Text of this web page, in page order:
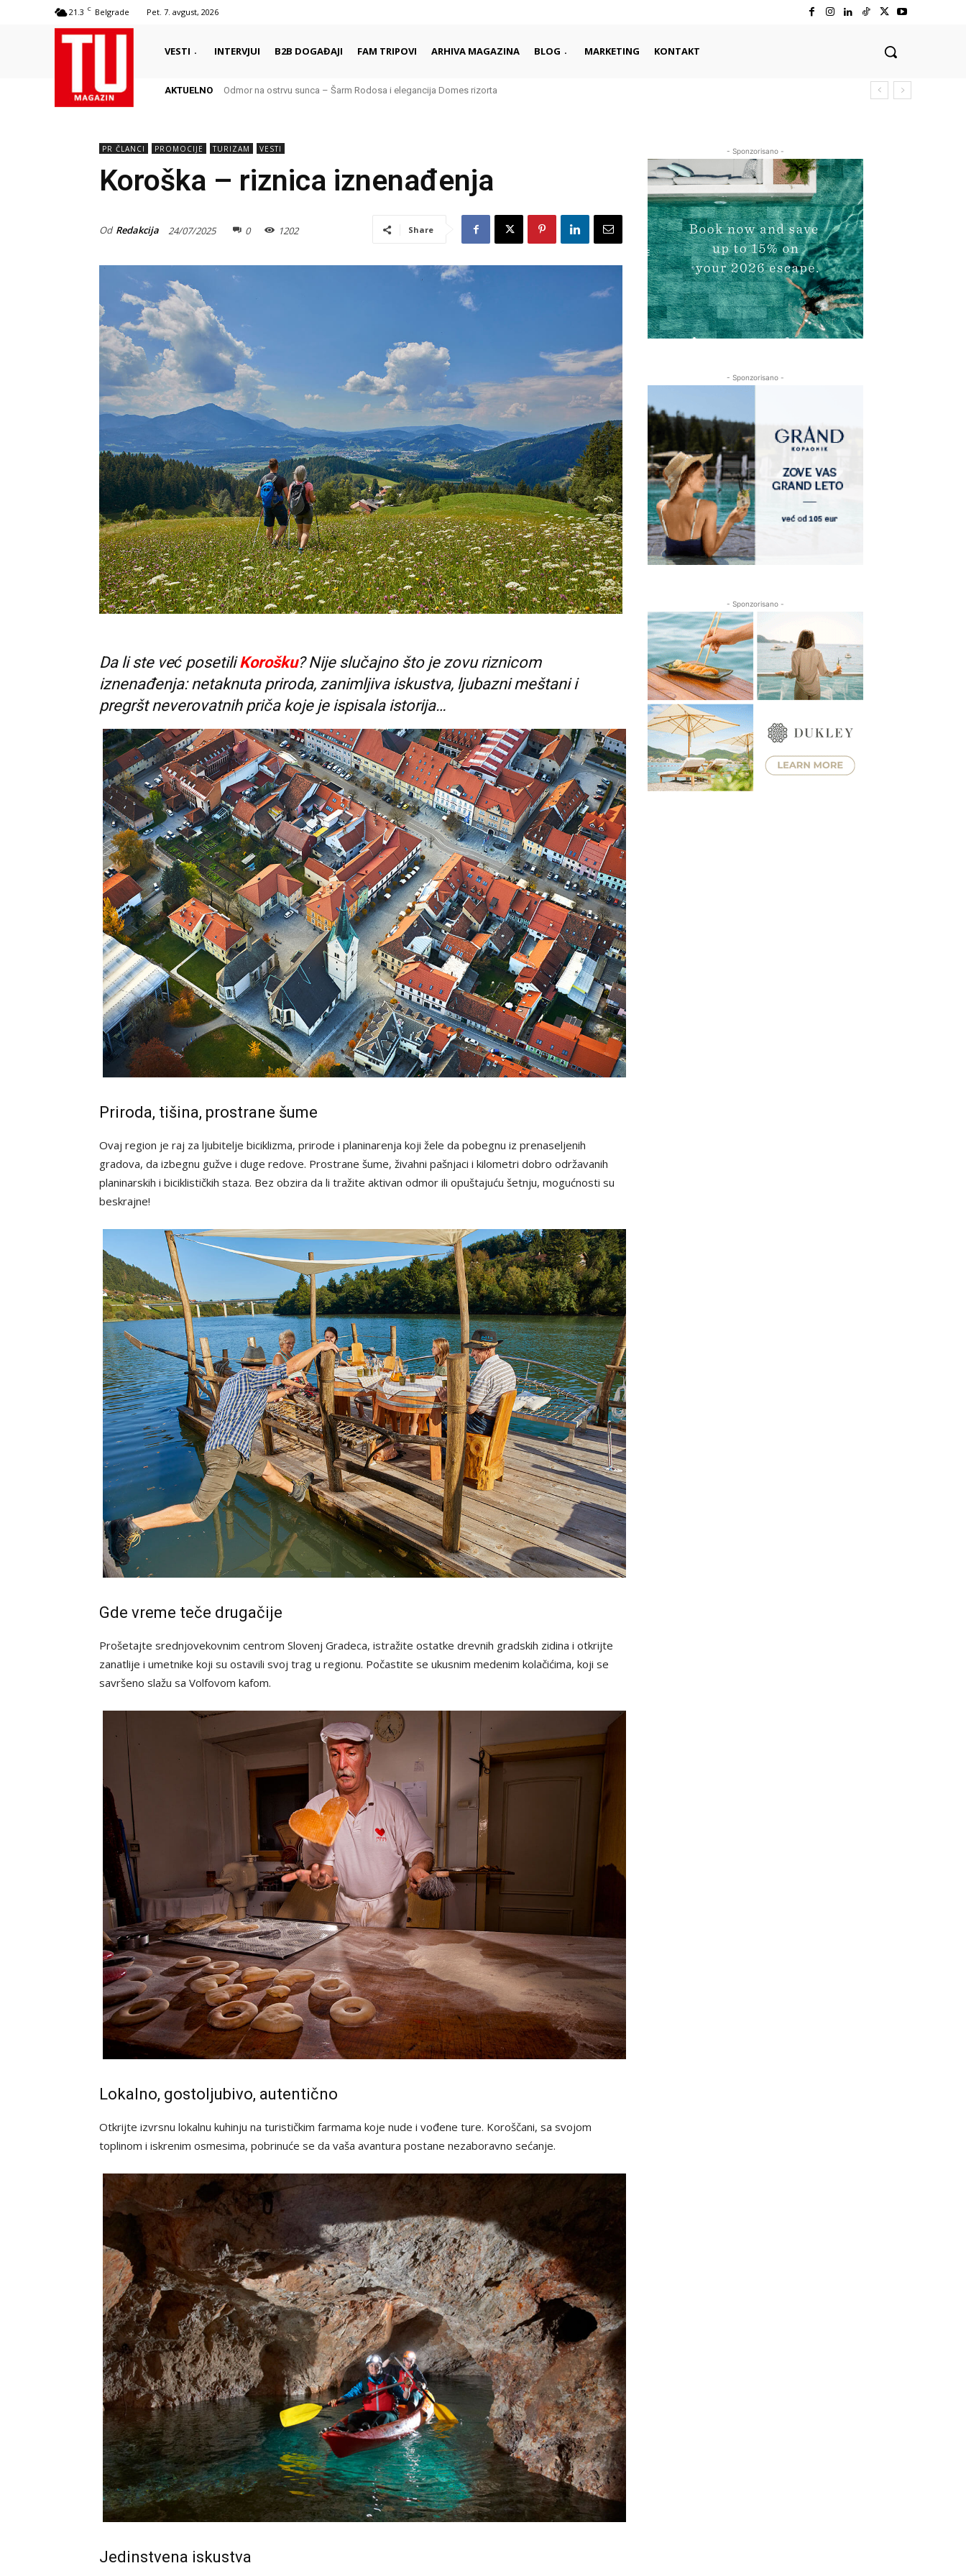
21.3 C Belgrade Pet. 7. avgust, 2026
VESTI INTERVJUI B2B DOGAĐAJI FAM TRIPOVI ARHIVA MAGAZINA BLOG MARKETING KONTAKT
AKTUELNO Autentični biser Italije daleko od gužvi i turista
PR ČLANCI PROMOCIJE TURIZAM VESTI
Koroška – riznica iznenađenja
Od Redakcija 24/07/2025 0 1202 Share
Da li ste već posetiliKorošku? Nije slučajno što je zovu riznicom
iznenađenja: netaknuta priroda, zanimljiva iskustva, ljubazni meštani i
pregršt neverovatnih priča koje je ispisala istorija…
Priroda, tišina, prostrane šume
Ovaj region je raj za ljubitelje biciklizma, prirode i planinarenja koji žele da pobegnu iz prenaseljenih
gradova, da izbegnu gužve i duge redove. Prostrane šume, živahni pašnjaci i kilometri dobro održavanih
planinarskih i biciklističkih staza. Bez obzira da li tražite aktivan odmor ili opuštajuću šetnju, mogućnosti su
beskrajne!
Gde vreme teče drugačije
Prošetajte srednjovekovnim centrom Slovenj Gradeca, istražite ostatke drevnih gradskih zidina i otkrijte
zanatlije i umetnike koji su ostavili svoj trag u regionu. Počastite se ukusnim medenim kolačićima, koji se
savršeno slažu sa Volfovom kafom.
Lokalno, gostoljubivo, autentično
Otkrijte izvrsnu lokalnu kuhinju na turističkim farmama koje nude i vođene ture. Koroščani, sa svojom
toplinom i iskrenim osmesima, pobrinuće se da vaša avantura postane nezaboravno sećanje.
Jedinstvena iskustva
- Sponzorisano -
- Sponzorisano -
- Sponzorisano -